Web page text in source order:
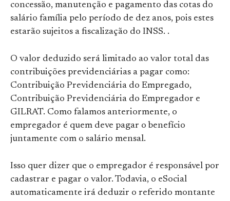
concessão, manutenção e pagamento das cotas do
salário família pelo período de dez anos, pois estes
estarão sujeitos a fiscalização do INSS. .
O valor deduzido será limitado ao valor total das
contribuições previdenciárias a pagar como:
Contribuição Previdenciária do Empregado,
Contribuição Previdenciária do Empregador e
GILRAT. Como falamos anteriormente, o
empregador é quem deve pagar o benefício
juntamente com o salário mensal.
Isso quer dizer que o empregador é responsável por
cadastrar e pagar o valor. Todavia, o eSocial
automaticamente irá deduzir o referido montante